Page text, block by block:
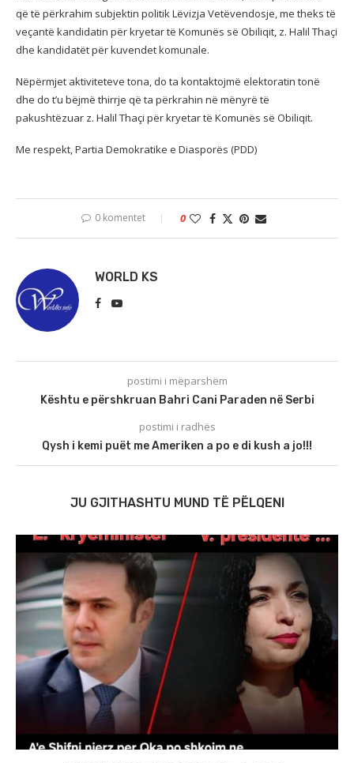
që të përkrahim subjektin politik Lëvizja Vetëvendosje, me theks të
veçantë kandidatin për kryetar të Komunës së Obiliqit, z. Halil Thaçi
dhe kandidatët për kuvendet komunale.
Nëpërmjet aktiviteteve tona, do ta kontaktojmë elektoratin tonë
dhe do t’u bëjmë thirrje që ta përkrahin në mënyrë të
pakushtëzuar z. Halil Thaçi për kryetar të Komunës së Obiliqit.
Me respekt, Partia Demokratike e Diasporës (PDD)
0 komentet 0
WORLD KS
postimi i mëparshëm
Kështu e përshkruan Bahri Cani Paraden në Serbi
postimi i radhës
Qysh i kemi puët me Ameriken a po e di kush a jo!!!
JU GJITHASHTU MUND TË PËLQENI